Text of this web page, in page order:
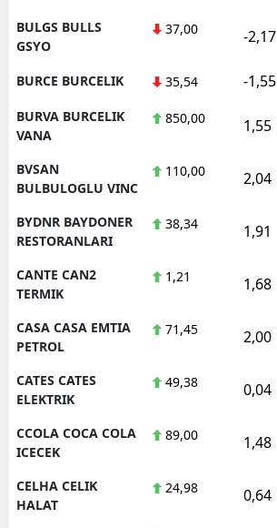
BULGS BULLS
GSYO
37,00 -2,17
BURCE BURCELIK 35,54 -1,55
BURVA BURCELIK
VANA
850,00 1,55
BVSAN
BULBULOGLU VINC
110,00 2,04
BYDNR BAYDONER
RESTORANLARI
38,34 1,91
CANTE CAN2
TERMIK
1,21 1,68
CASA CASA EMTIA
PETROL
71,45 2,00
CATES CATES
ELEKTRIK
49,38 0,04
CCOLA COCA COLA
ICECEK
89,00 1,48
CELHA CELIK
HALAT
24,98 0,64